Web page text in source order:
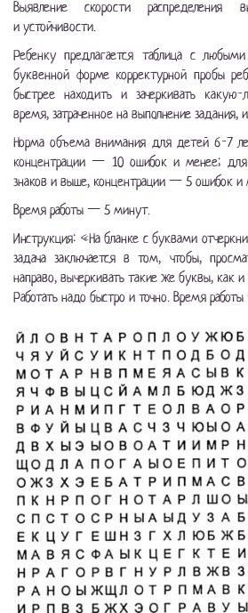
Выявление скорости
и устойчивости.
Ребенку предлагается таблица с
буквенной форме корректурной пробы
быстрее находить и зачеркивать
время, затраченное на выполнение задания,
Норма объема внимания для детей 6-7
концентрации — 10 ошибок и менее;
знаков и выше, концентрации — 5 ошибок и
Время работы — 5 минут.
Инструкция: «На бланке с буквами
задача заключается в том, чтобы,
направо, вычеркивать такие же буквы, как и
Работать надо быстро и точно. Время